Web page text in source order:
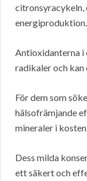
citronsyracykeln,
energiproduktion.
Antioxidanterna
radikaler och kan
För dem som
hälsofrämjande
mineraler i
Dess milda
ett säkert och